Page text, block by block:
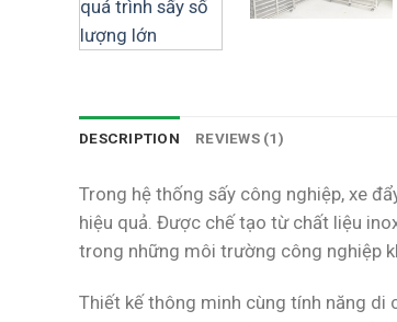
DESCRIPTION REVIEWS (1)
Trong hệ thống sấy công nghiệp, xe
hiệu quả. Được chế tạo từ chất liệu
trong những môi trường công nghiệp
Thiết kế thông minh cùng tính năng di